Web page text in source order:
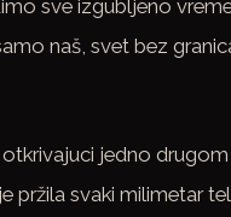
sve izgubljeno
naš, svet bez
jedno
svaki milimetar